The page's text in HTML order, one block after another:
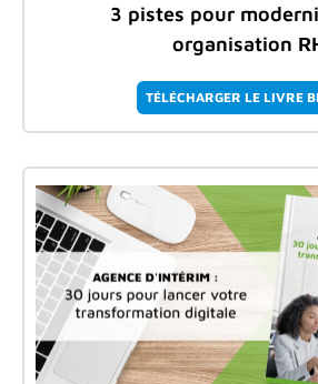
3 pistes pour
organisation
TÉLÉCHARGER LE LIVRE